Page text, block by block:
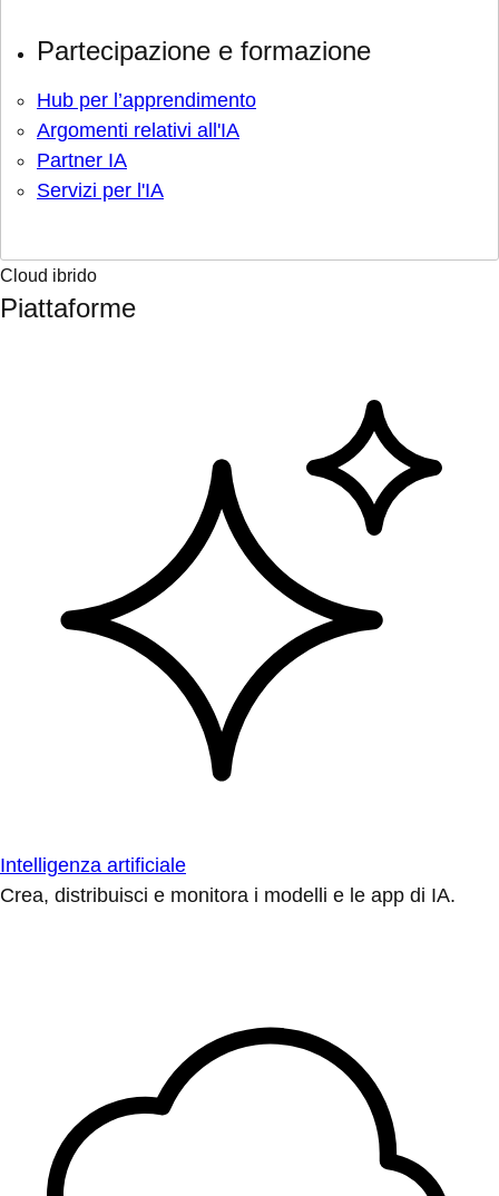
Partecipazione e formazione
Hub per l’apprendimento
Argomenti relativi all'IA
Partner IA
Servizi per l'IA
Cloud ibrido
Piattaforme
Intelligenza artificiale
Crea, distribuisci e monitora i modelli e le app di IA.